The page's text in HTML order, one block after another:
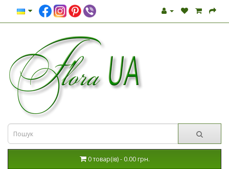
0 товар(ів) - 0.00 грн.